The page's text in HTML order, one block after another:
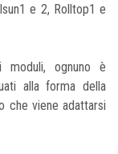
e 2, Rolltop1 e
moduli, ognuno è
alla forma della
che viene adattarsi